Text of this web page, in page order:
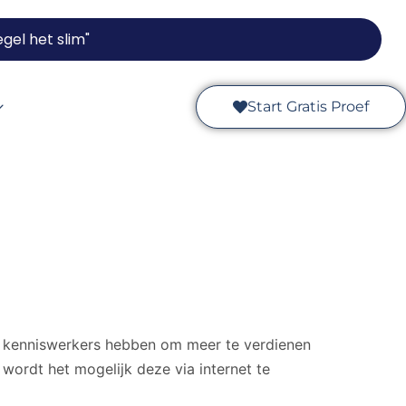
het slim"
Start Gratis Proef
hebben om meer te verdienen
het mogelijk deze via internet te